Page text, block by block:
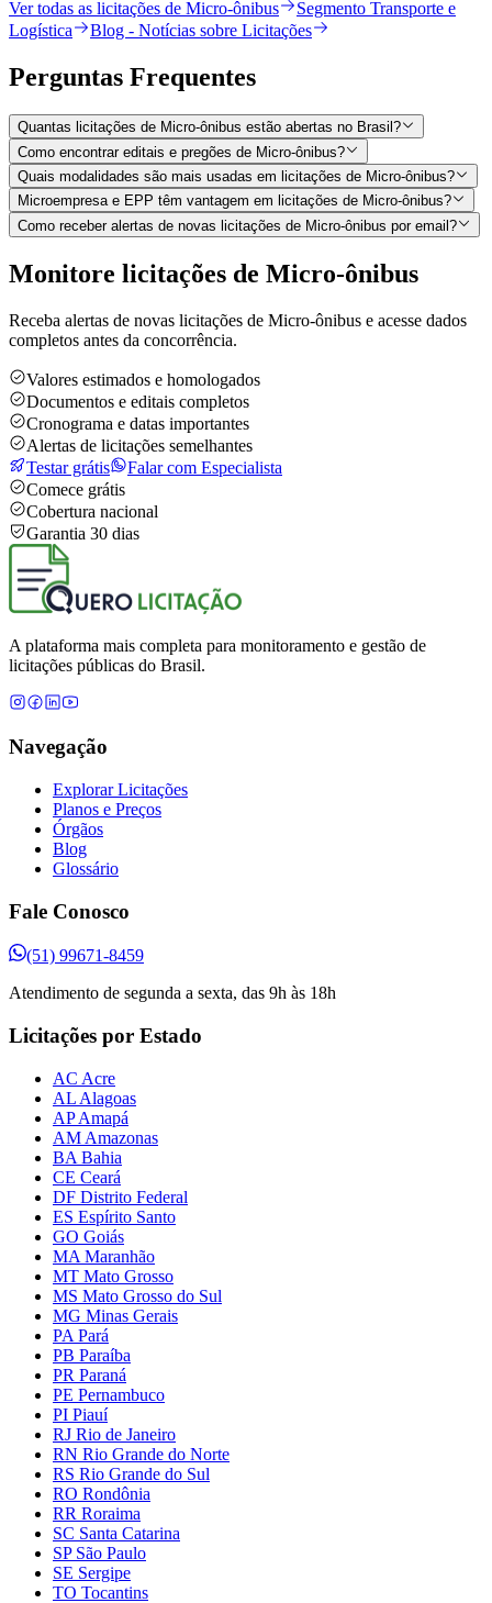
Ver todas as licitações de Micro-ônibus
Segmento Transporte e
Logística
Blog - Notícias sobre Licitações
Perguntas Frequentes
Quantas licitações de Micro-ônibus estão abertas no Brasil?
Como encontrar editais e pregões de Micro-ônibus?
Quais modalidades são mais usadas em licitações de Micro-ônibus?
Microempresa e EPP têm vantagem em licitações de Micro-ônibus?
Como receber alertas de novas licitações de Micro-ônibus por email?
Monitore licitações de Micro-ônibus
Receba alertas de novas licitações de Micro-ônibus e acesse dados
completos antes da concorrência.
Valores estimados e homologados
Documentos e editais completos
Cronograma e datas importantes
Alertas de licitações semelhantes
Testar grátis
Falar com Especialista
Comece grátis
Cobertura nacional
Garantia 30 dias
A plataforma mais completa para monitoramento e gestão de
licitações públicas do Brasil.
Navegação
Explorar Licitações
Planos e Preços
Órgãos
Blog
Glossário
Fale Conosco
(51) 99671-8459
Atendimento de segunda a sexta, das 9h às 18h
Licitações por Estado
AC Acre
AL Alagoas
AP Amapá
AM Amazonas
BA Bahia
CE Ceará
DF Distrito Federal
ES Espírito Santo
GO Goiás
MA Maranhão
MT Mato Grosso
MS Mato Grosso do Sul
MG Minas Gerais
PA Pará
PB Paraíba
PR Paraná
PE Pernambuco
PI Piauí
RJ Rio de Janeiro
RN Rio Grande do Norte
RS Rio Grande do Sul
RO Rondônia
RR Roraima
SC Santa Catarina
SP São Paulo
SE Sergipe
TO Tocantins